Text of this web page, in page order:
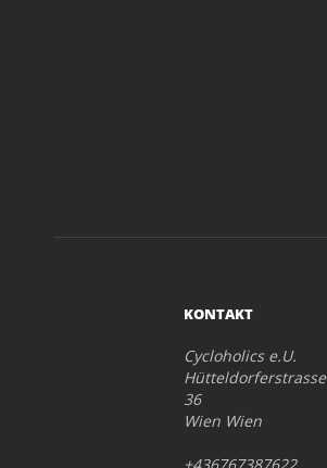
KONTAKT
Cycloholics e.U.
Hütteldorferstrasse
36
Wien Wien